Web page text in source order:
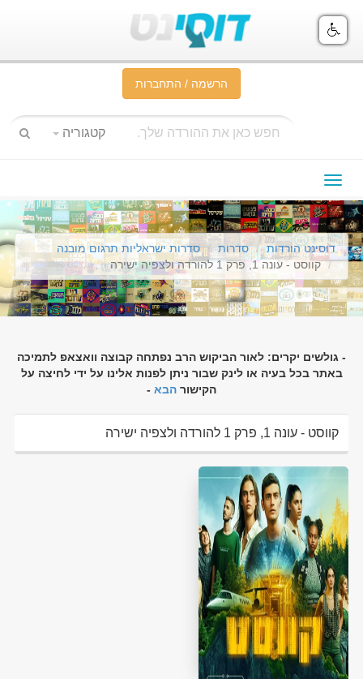
הרשמה / התחברות
קטגוריה
תפריט
ניווט
דוסינט הורדות סדרות
סדרות ישראליות תרגום מובנה
קווסט - עונה 1, פרק 1 להורדה ולצפיה ישירה
- גולשים יקרים: לאור הביקוש הרב נפתחה קבוצה וואצאפ לתמיכה
באתר בכל בעיה או לינק שבור ניתן לפנות אלינו על ידי לחיצה על
הקישור הבא -
קווסט - עונה 1, פרק 1 להורדה ולצפיה ישירה